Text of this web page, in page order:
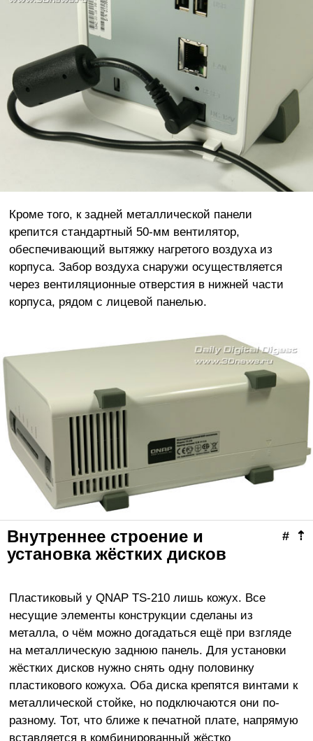
Кроме того, к задней металлической панели
крепится стандартный 50-мм вентилятор,
обеспечивающий вытяжку нагретого воздуха из
корпуса. Забор воздуха снаружи осуществляется
через вентиляционные отверстия в нижней части
корпуса, рядом с лицевой панелью.
⇡
#
Внутреннее строение и
установка жёстких дисков
Пластиковый у QNAP TS-210 лишь кожух. Все
несущие элементы конструкции сделаны из
металла, о чём можно догадаться ещё при взгляде
на металлическую заднюю панель. Для установки
жёстких дисков нужно снять одну половинку
пластикового кожуха. Оба диска крепятся винтами к
металлической стойке, но подключаются они по-
разному. Тот, что ближе к печатной плате, напрямую
вставляется в комбинированный жёстко